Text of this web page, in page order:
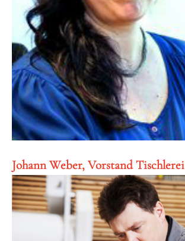
Johann Weber, Vorstand Tischlerei